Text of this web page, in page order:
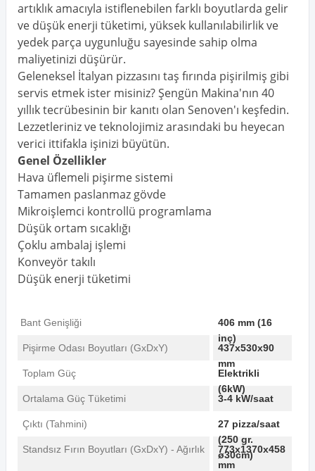
artıklık amacıyla istiflenebilen farklı boyutlarda gelir
ve düşük enerji tüketimi, yüksek kullanılabilirlik ve
yedek parça uygunluğu sayesinde sahip olma
maliyetinizi düşürür.
Geleneksel İtalyan pizzasını taş fırında pişirilmiş gibi
servis etmek ister misiniz? Şengün Makina'nın 40
yıllık tecrübesinin bir kanıtı olan Senoven'ı keşfedin.
Lezzetleriniz ve teknolojimiz arasındaki bu heyecan
verici ittifakla işinizi büyütün.
Genel Özellikler
Hava üflemeli pişirme sistemi
Tamamen paslanmaz gövde
Mikroişlemci kontrollü programlama
Düşük ortam sıcaklığı
Çoklu ambalaj işlemi
Konveyör takılı
Düşük enerji tüketimi
Bant Genişliği
Pişirme Odası Boyutları (GxDxY)
Toplam Güç
Ortalama Güç Tüketimi
Çıktı (Tahmini)
Standsız Fırın Boyutları (GxDxY) - Ağırlık
406 mm (16
inç)
437x530x90
mm
Elektrikli
(6kW)
3-4 kW/saat
27 pizza/saat
(250 gr.
ø30cm)
773x1370x458
mm